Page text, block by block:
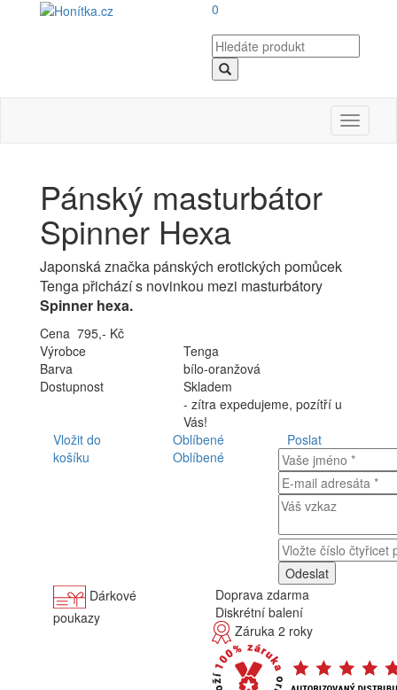
0
Toggle
Pánský masturbátor
Spinner Hexa
Japonská značka pánských erotických pomůcek
Tenga přichází s novinkou mezi masturbátory
Spinner hexa.
Cena 795,- Kč
Výrobce
Tenga
Barva
bílo-oranžová
Dostupnost
Skladem
- zítra expedujeme, pozítří u
Vás!
Vložit do
košíku
Oblíbené
Oblíbené
Poslat
Dárkové
poukazy
Doprava zdarma
Diskrétní balení
Záruka 2 roky